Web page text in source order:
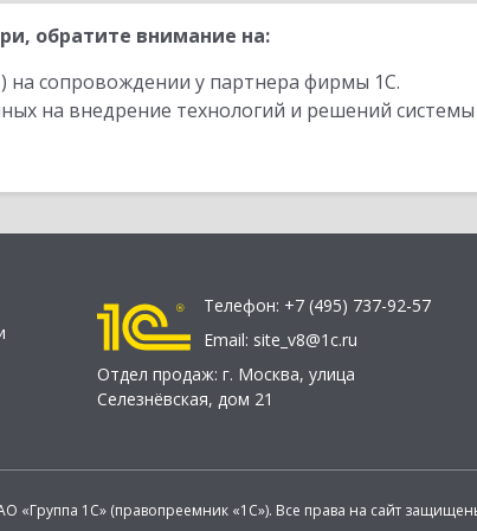
обратите внимание на:
на сопровождении у партнера фирмы 1С.
на внедрение технологий и решений
Телефон: +7 (495) 737-92-57
Email: site_v8@1c.ru
Отдел продаж: г. Москва, улица
Селезнёвская, дом 21
«Группа 1С» (правопреемник «1С»). Все права на сайт